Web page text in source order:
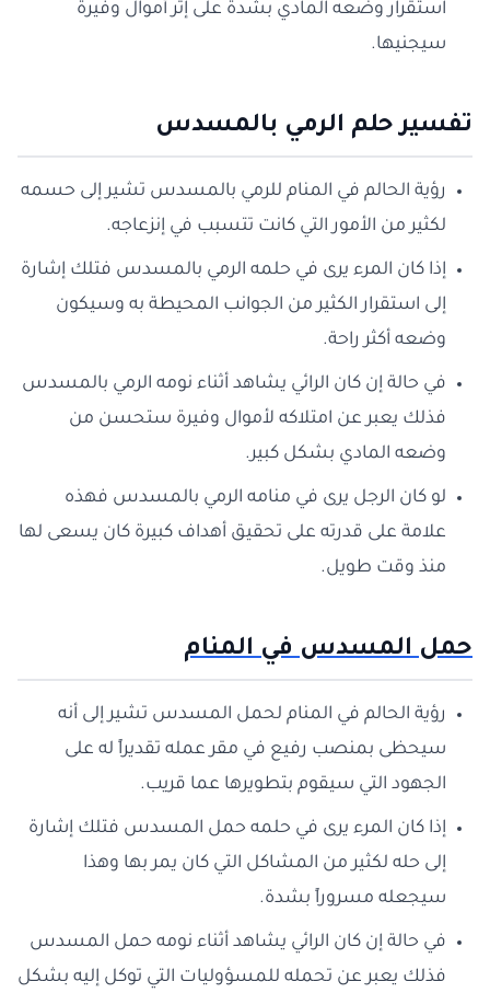
استقرار وضعه المادي بشدة على إثر أموال وفيرة
سيجنيها.
تفسير حلم الرمي بالمسدس
رؤية الحالم في المنام للرمي بالمسدس تشير إلى حسمه
لكثير من الأمور التي كانت تتسبب في إنزعاجه.
إذا كان المرء يرى في حلمه الرمي بالمسدس فتلك إشارة
إلى استقرار الكثير من الجوانب المحيطة به وسيكون
وضعه أكثر راحة.
في حالة إن كان الرائي يشاهد أثناء نومه الرمي بالمسدس
فذلك يعبر عن امتلاكه لأموال وفيرة ستحسن من
وضعه المادي بشكل كبير.
لو كان الرجل يرى في منامه الرمي بالمسدس فهذه
علامة على قدرته على تحقيق أهداف كبيرة كان يسعى لها
منذ وقت طويل.
حمل المسدس في المنام
رؤية الحالم في المنام لحمل المسدس تشير إلى أنه
سيحظى بمنصب رفيع في مقر عمله تقديراً له على
الجهود التي سيقوم بتطويرها عما قريب.
إذا كان المرء يرى في حلمه حمل المسدس فتلك إشارة
إلى حله لكثير من المشاكل التي كان يمر بها وهذا
سيجعله مسروراً بشدة.
في حالة إن كان الرائي يشاهد أثناء نومه حمل المسدس
فذلك يعبر عن تحمله للمسؤوليات التي توكل إليه بشكل